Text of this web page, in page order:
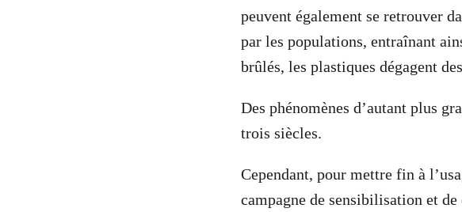
peuvent également se retrouver
par les populations, entraînant
brûlés, les plastiques dégagent
Des phénomènes d’autant plus
trois siècles.
Cependant, pour mettre fin à
campagne de sensibilisation et